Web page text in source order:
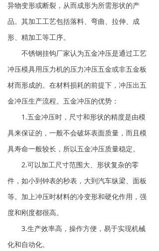
异物变形或断裂，从而成形为所需形状的产
品。其加工工艺包括落料、弯曲、拉伸、成
形、精加工等工序。
不锈钢挂钩厂家认为五金冲压是通过工艺
冲压模具用压力机的压力冲压五金或非五金板
材而形成的。在材料损耗的前提下，冲压出五
金冲压生产流程。五金冲压的优势：
1.五金冲压时，尺寸和形状的精度是由模
具来保证的，一般不会破坏表面质量，而且模
具寿命一般较长，所以五金冲压质量稳定。
2.可以加工尺寸范围大、形状复杂的零
件，如小到钟表的秒表，大到汽车纵梁、面板
等。加上冲压时材料的冷变形和硬化作用，强
度和刚度都很高。
3.生产效率高，操作方便，易于实现机械
化和自动化。